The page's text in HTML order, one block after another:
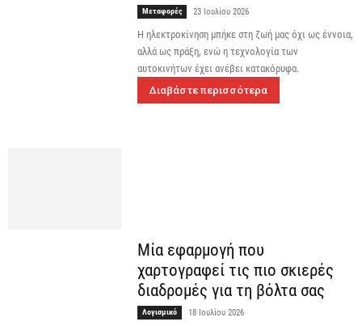
Μεταφορές 23 Ιουλίου 2026
Η ηλεκτροκίνηση μπήκε στη ζωή μας όχι ως έννοια,
αλλά ως πράξη, ενώ η τεχνολογία των
αυτοκινήτων έχει ανέβει κατακόρυφα.
Διαβάστε περισσότερα
Μία εφαρμογή που
χαρτογραφεί τις πιο σκιερές
διαδρομές για τη βόλτα σας
Λογισμικό 18 Ιουλίου 2026